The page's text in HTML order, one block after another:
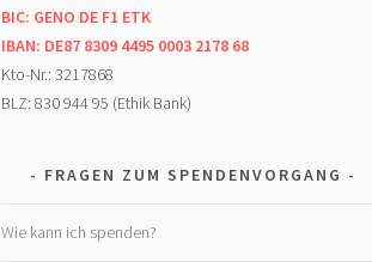
BIC: GENO DE F1 ETK
IBAN: DE87 8309 4495 0003 2178 68
Kto-Nr.: 3217868
BLZ: 830 944 95 (Ethik Bank)
FRAGEN ZUM SPENDENVORGANG
Wie kann ich spenden?